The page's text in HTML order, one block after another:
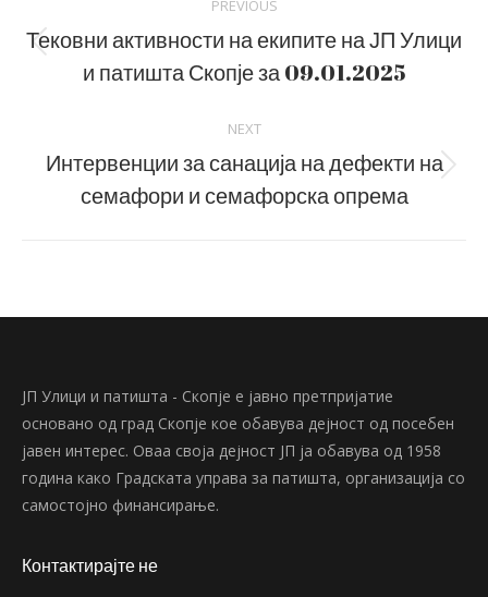
navigation
PREVIOUS
Previous
post:
Тековни активности на екипите на ЈП Улици
и патишта Скопје за 09.01.2025
NEXT
Next
post:
Интервенции за санација на дефекти на
семафори и семафорска опрема
ЈП Улици и патишта - Скопје е јавно претпријатие
основано од град Скопје кое обавува дејност од посебен
јавен интерес. Оваа своја дејност ЈП ја обавува од 1958
година како Градската управа за патишта, организација со
самостојно финансирање.
Контактирајте не